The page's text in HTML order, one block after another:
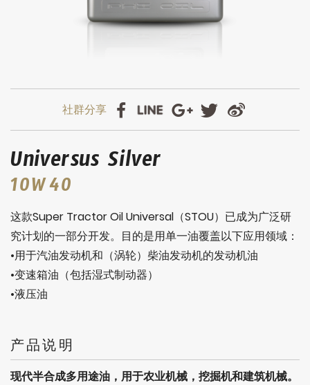
Universus Silver
10W40
这款Super Tractor Oil Universal（STOU）已成为广泛研
究计划的一部分开发。目的是用单一油覆盖以下应用领域：
•用于汽油发动机和（涡轮）柴油发动机的发动机油
•变速箱油（包括湿式制动器）
•液压油
产品说明
现代半合成多用途油，用于农业机械，挖掘机和建筑机械。